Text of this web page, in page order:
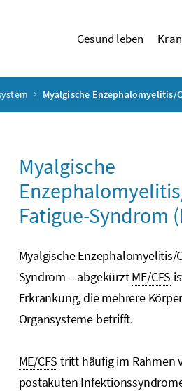
Gesund leben
Myalgische Enzephalomyelitis/
Myalgische
Fatigue-Syndrom
Myalgische Enzephalomyelitis/
Syndrom – abgekürztME/CFS
Erkrankung, die mehrere
Organsysteme betrifft.
ME/CFS tritt häufig im Rahmen
postakuten